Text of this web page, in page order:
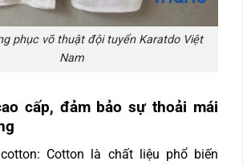
phục võ thuật đội tuyển Karatdo Việt
Nam
cấp, đảm bảo sự thoải mái
Cotton là chất liệu phổ biến